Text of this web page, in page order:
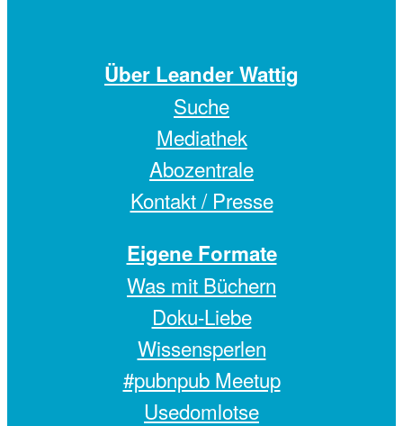
Über Leander Wattig
Suche
Mediathek
Abozentrale
Kontakt / Presse
Eigene Formate
Was mit Büchern
Doku-Liebe
Wissensperlen
#pubnpub Meetup
Usedomlotse